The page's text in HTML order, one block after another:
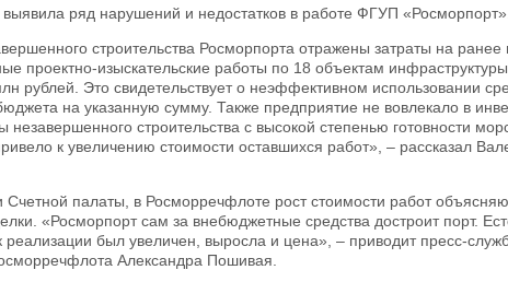
выявила ряд нарушений и недостатков в работе ФГУП «Росморпорт».
строительства Росморпорта отражены затраты на
проектно-изыскательские работы по 18 объектам
рублей. Это свидетельствует о неэффективном использовании
на указанную сумму. Также предприятие не вовлекало в
незавершенного строительства с высокой степенью готовности
к увеличению стоимости оставшихся работ», – рассказал
палаты, в Росморречфлоте рост стоимости работ
«Росморпорт сам за внебюджетные средства достроит порт.
реализации был увеличен, выросла и цена», – приводит пресс-
Александра Пошивая.